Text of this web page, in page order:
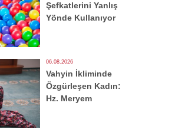
Şefkatlerini Yanlış
Yönde Kullanıyor
06.08.2026
Vahyin İkliminde
Özgürleşen Kadın:
Hz. Meryem